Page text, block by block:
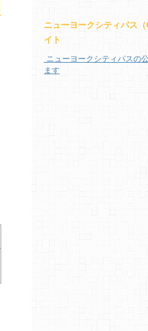
ニューヨークシティパス
イト
ニューヨークシティパスの
ます